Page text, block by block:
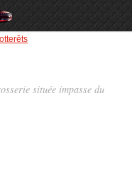
située impasse du